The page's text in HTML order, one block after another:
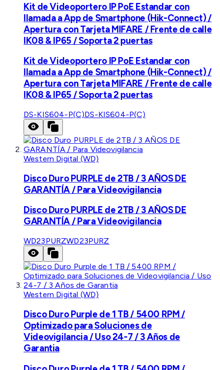
Kit de Videoportero IP PoE Estandar con
llamada a App de Smartphone (Hik-Connect) /
Apertura con Tarjeta MIFARE / Frente de calle
IK08 & IP65 / Soporta 2 puertas
Kit de Videoportero IP PoE Estandar con
llamada a App de Smartphone (Hik-Connect) /
Apertura con Tarjeta MIFARE / Frente de calle
IK08 & IP65 / Soporta 2 puertas
DS-KIS604-P(C)DS-KIS604-P(C)
Western Digital (WD)
Disco Duro PURPLE de 2TB / 3 AÑOS DE
GARANTÍA / Para Videovigilancia
Disco Duro PURPLE de 2TB / 3 AÑOS DE
GARANTÍA / Para Videovigilancia
WD23PURZWD23PURZ
Western Digital (WD)
Disco Duro Purple de 1 TB / 5400 RPM /
Optimizado para Soluciones de
Videovigilancia / Uso 24-7 / 3 Años de
Garantia